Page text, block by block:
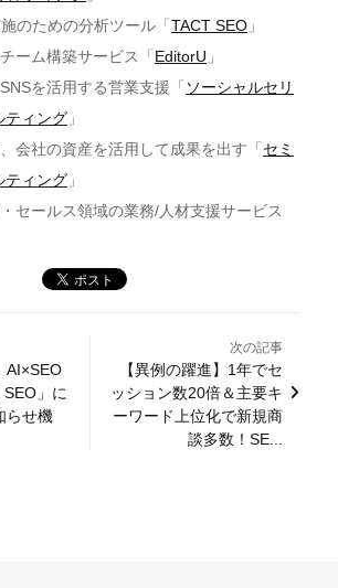
のための分析ツール「 TACT SEO 」
ーム構築サービス「 EditorU 」
を活用する営業支援「 ソーシャルセリ
ティング 」
会社の資産を活用して成果を出す「 セミ
ティング 」
セールス領域の業務/人材支援サービス
AI×SEO
」に
らせ機
次の記事
【異例の躍進】1年でセ
ッション数20倍＆主要キ
ーワード上位化で新規商
談多数！SE...